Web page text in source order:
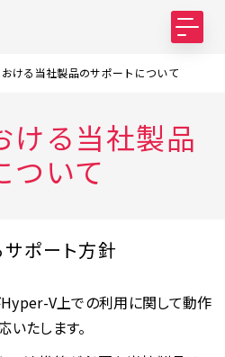
ける当社製品のサポートについて
ける当社製品
ついて
ポート方針
V上での利用に関して動作
たします。